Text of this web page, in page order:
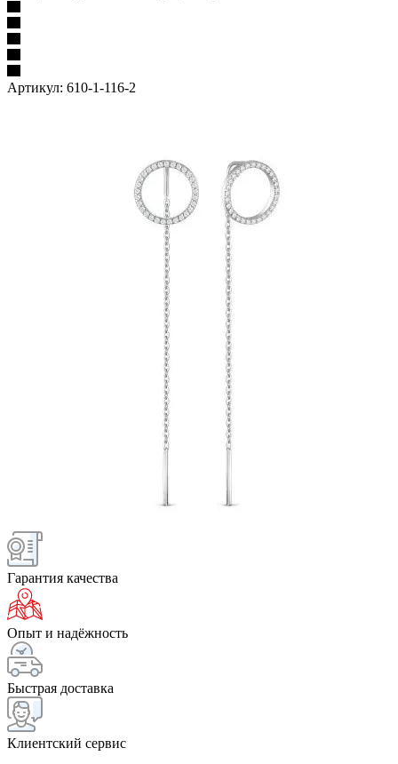
Артикул: 610-1-116-2
Гарантия качества
Опыт и надёжность
Быстрая доставка
Клиентский сервис